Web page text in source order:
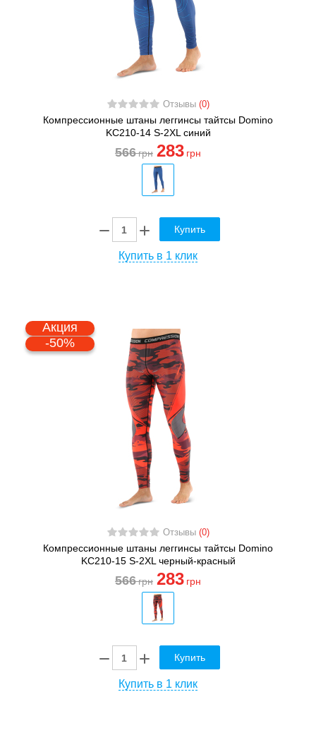
Отзывы (0)
Компрессионные штаны леггинсы тайтсы Domino
KC210-14 S-2XL синий
566грн 283 грн
Купить
Купить в 1 клик
Акция
-50%
Отзывы (0)
Компрессионные штаны леггинсы тайтсы Domino
KC210-15 S-2XL черный-красный
566грн 283 грн
Купить
Купить в 1 клик